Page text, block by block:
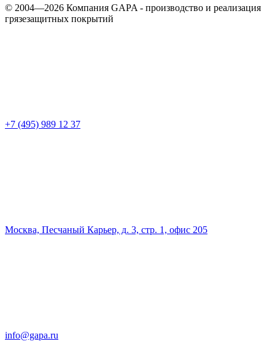
© 2004—2026 Компания GAPA - производство и реализация
грязезащитных покрытий
+7 (495) 989 12 37
Москва, Песчаный Карьер, д. 3, стр. 1, офис 205
info@gapa.ru